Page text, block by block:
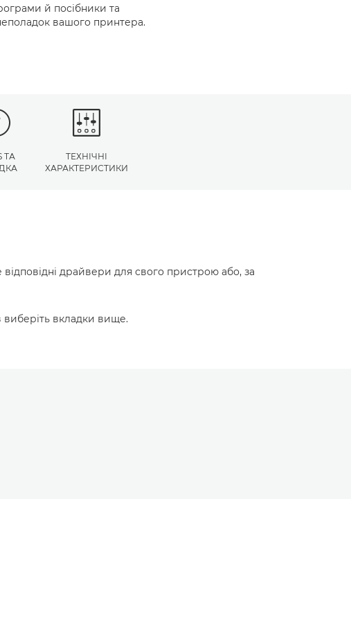
й посібники та
вашого принтера.
ТА
ТЕХНІЧНІ
ХАРАКТЕРИСТИКИ
драйвери для свого пристрою або, за
виберіть вкладки вище.